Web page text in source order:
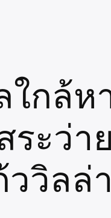
กล้ห
ระว่า
วิลล่